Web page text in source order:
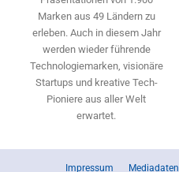
Marken aus 49 Ländern zu
erleben. Auch in diesem Jahr
werden wieder führende
Technologiemarken, visionäre
Startups und ­kreative Tech-
Pioniere aus aller Welt
erwartet.
Impressum Mediadaten